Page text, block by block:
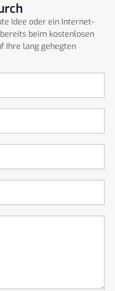
Idee oder ein Internet-
beim kostenlosen
Ihre lang gehegten